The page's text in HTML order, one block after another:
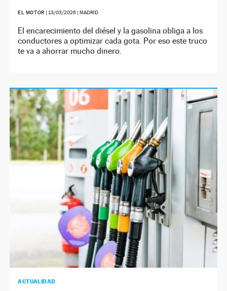
EL MOTOR | 13/03/2026| MADRID
El encarecimiento del diésel y la gasolina obliga a los
conductores a optimizar cada gota. Por eso este truco
te va a ahorrar mucho dinero.
ACTUALIDAD